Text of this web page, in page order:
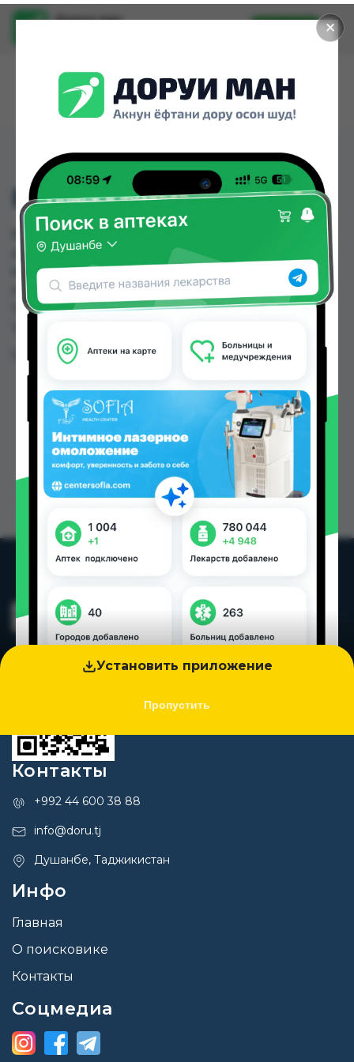
✕
Установить приложение
Пропустить
Доруи ман
Установить
EXPIGMENT KREM 4%
EXPIGMENT KREM 4% можно купить или
заказать в аптеках, Дору Фарм №2, Дору Фарм
№20, Дору Фарм №6, Дору фарм №7, Мардон,
Нишон №1, Нишон №2 по цене от 50.00 TJS до
70.00 TJS в Душанбе и других городах
Цена: от50.00 TJS
Контакты
+992 44 600 38 88
info@doru.tj
Душанбе, Таджикистан
Инфо
Главная
О поисковике
Контакты
Соцмедиа